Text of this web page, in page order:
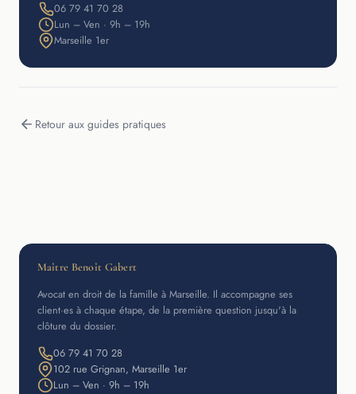
06 79 41 70 28
Lun – Ven · 9h – 19h
Marseille 1er
Retour aux guides pratiques
Maître Benoît Gabert
Avocat en droit de la famille à Marseille. Il accompagne ses
client·es à chaque étape, de la première question jusqu'à la
clôture du dossier.
06 79 41 70 28
102 rue Grignan, Marseille 1er
Lun – Ven · 9h – 19h